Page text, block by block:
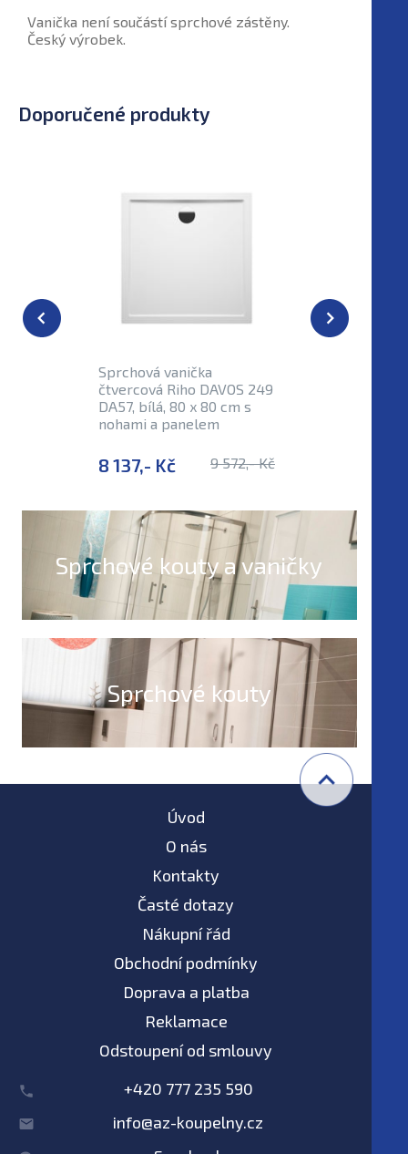
Vanička není součástí sprchové zástěny.
Český výrobek.
Doporučené produkty
Sprchová vanička
čtvercová Riho DAVOS 249
DA57, bílá, 80 x 80 cm s
nohami a panelem
8 137,- Kč 9 572,- Kč
Sprchové kouty a vaničky
Sprchové kouty
Úvod
O nás
Kontakty
Časté dotazy
Nákupní řád
Obchodní podmínky
Doprava a platba
Reklamace
Odstoupení od smlouvy
+420 777 235 590
info@az-koupelny.cz